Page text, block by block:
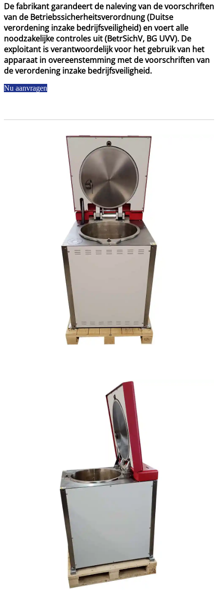
De fabrikant garandeert de naleving van de voorschriften
van de Betriebssicherheitsverordnung (Duitse
verordening inzake bedrijfsveiligheid) en voert alle
noodzakelijke controles uit (BetrSichV, BG UVV). De
exploitant is verantwoordelijk voor het gebruik van het
apparaat in overeenstemming met de voorschriften van
de verordening inzake bedrijfsveiligheid.
Nu aanvragen